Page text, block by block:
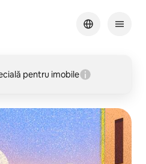
pentru imobile